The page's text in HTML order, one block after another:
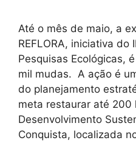
Até o mês de maio, a
REFLORA, iniciativa do
Pesquisas Ecológicas,
mil mudas. A ação é
do planejamento
meta restaurar até 200
Desenvolvimento
Conquista, localizada